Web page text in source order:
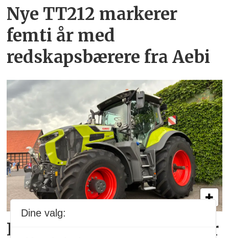
Nye TT212 markerer
femti år­ med
redskapsbærere fra Aebi
Komfort er stikkordet for
Dine valg: